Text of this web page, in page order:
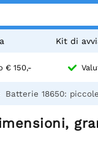
Kit di
€ 150,-
Batterie 18650: